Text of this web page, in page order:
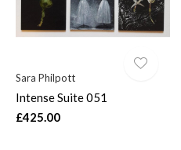
Sara Philpott
Intense Suite 051
£425.00